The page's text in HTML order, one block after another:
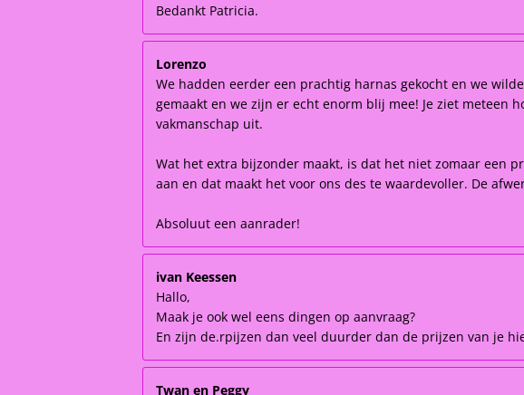
Bedankt Patricia.
Lorenzo
We hadden eerder een prachtig harnas gekocht en we
gemaakt en we zijn er echt enorm blij mee! Je ziet meteen
vakmanschap uit.
Wat het extra bijzonder maakt, is dat het niet zomaar een
aan en dat maakt het voor ons des te waardevoller. De
Absoluut een aanrader!
ivan Keessen
Hallo,
Maak je ook wel eens dingen op aanvraag?
En zijn de.rpijzen dan veel duurder dan de prijzen van je
Twan en Peggy